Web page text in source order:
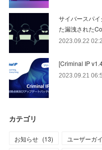
サイバースパ
た漏洩された
2023.09.22
[Criminal IP
2023.09.21
カテゴリ
お知らせ (13) ユーザーガ